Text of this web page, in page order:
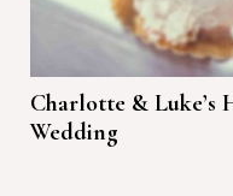
Charlotte & Luke’s
Wedding